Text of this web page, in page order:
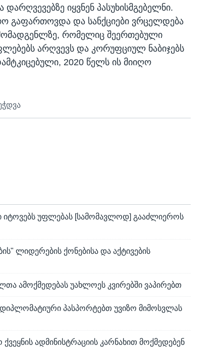
იყვნენ პასუხისმგებელნი.
გაფართოვდა და სანქციები ვრცელდება
რომელიც შეერთებული
არღვევს და კორუფციულ ნაბიჯებს
2020 წელს ის მიიღო
იტოვებს უფლებას [სამომავლოდ] გააძლიეროს
ლიდერების ქონებისა და აქტივების
ამოქმედებას უახლოეს კვირებში ვაპირებთ
პასპორტებთ უვიზო მიმოსვლას
ადმინისტრაციის კარნახით მოქმედებენ